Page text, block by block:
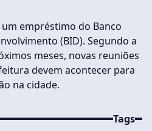
empréstimo do Banco
(BID). Segundo a
meses, novas reuniões
devem acontecer para
na cidade.
Tags